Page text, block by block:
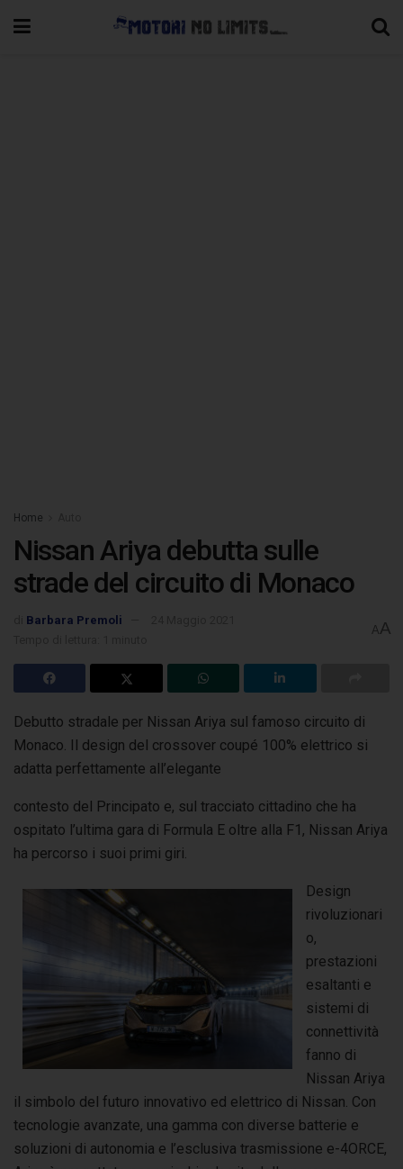
Home
Nissan Ariya debutta sulle
strade del circuito di Monaco
Barbara Premoli
AA
Debutto stradale per Nissan Ariya sul famoso circuito di
Monaco. Il design del crossover coupé 100% elettrico si
adatta perfettamente all’elegante
contesto del Principato e, sul tracciato cittadino che ha
ospitato l’ultima gara di Formula E oltre alla F1, Nissan Ariya
ha percorso i suoi primi giri.
Design
rivoluzionari
o,
prestazioni
esaltanti e
sistemi di
connettività
fanno di
Nissan Ariya
il simbolo del futuro innovativo ed elettrico di Nissan. Con
tecnologie avanzate, una gamma con diverse batterie e
soluzioni di autonomia e l’esclusiva trasmissione e-4ORCE,